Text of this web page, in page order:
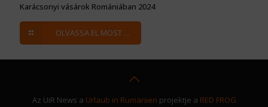
Karácsonyi vásárok Romániában 2024
OLVASSA EL MOST ...
Az UiR News a Urlaub in Rumänien projektje a RED FROG